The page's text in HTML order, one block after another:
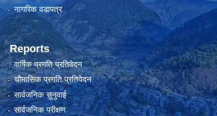
नागरिक वडापत्र
Reports
वार्षिक प्रगति प्रतिवेदन
चौमासिक प्रगति प्रतिवेदन
सार्वजनिक सुनुवाई
सार्वजनिक परीक्षण